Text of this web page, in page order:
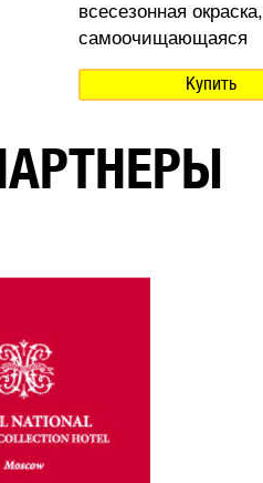
всесезонная окраска,
самоочищающаяся
Купить